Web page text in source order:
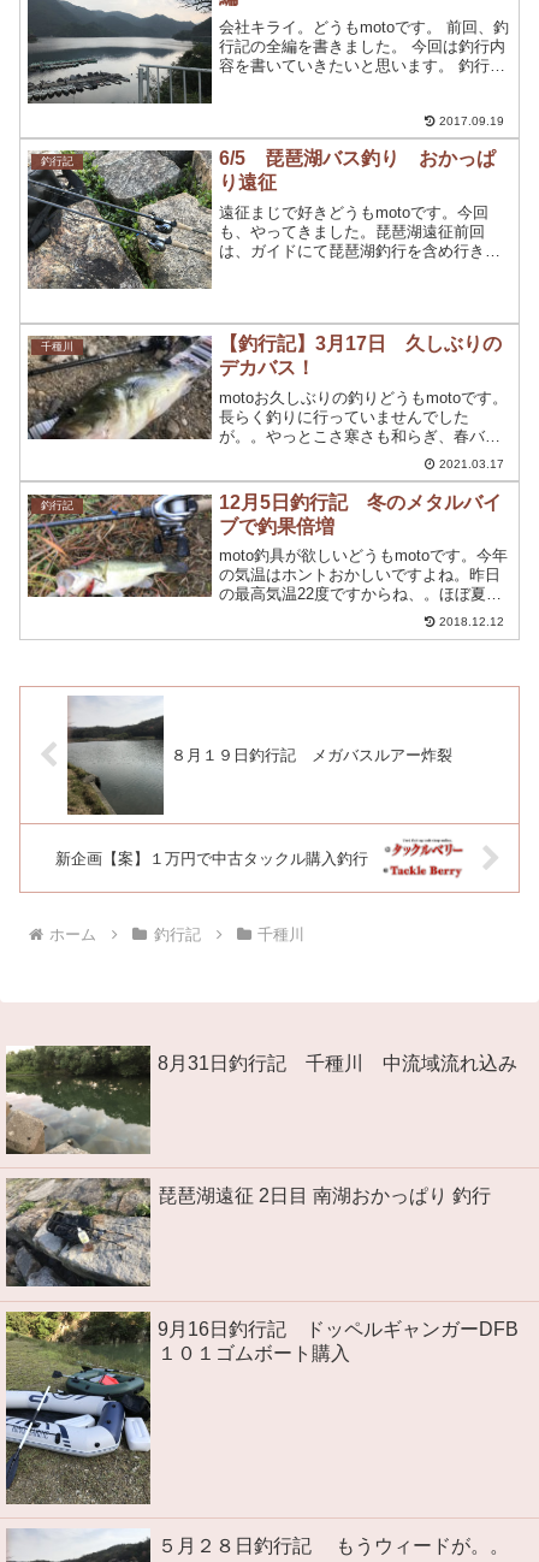
会社キライ。どうもmotoです。 前回、釣
行記の全編を書きました。 今回は釣行内
容を書いていきたいと思います。 釣行記
る箇所を選定し流しながら、。上流のバ
ックウォ...
2017.09.19
釣行記
6/5 琵琶湖バス釣り おかっぱ
り遠征
遠征まじで好きどうもmotoです。今回
も、やってきました。琵琶湖遠征前回
は、ガイドにて琵琶湖釣行を含め行きま
の予約を行っていました...
千種川
【釣行記】3月17日 久しぶりの
デカバス！
motoお久しぶりの釣りどうもmotoです。
長らく釣りに行っていませんでした
が。。やっとこさ寒さも和らぎ、春バス
を釣るために釣りに行ってきました。緊
急事態宣言も解除されたということもあ
り、千種川に釣りに行きました。事前の
情報によると、すでに...
2021.03.17
釣行記
12月5日釣行記 冬のメタルバイ
ブで釣果倍増
moto釣具が欲しいどうもmotoです。今年
の気温はホントおかしいですよね。昨日
の最高気温22度ですからね、。ほぼ夏に
かわりがないですが今日でもまだ18度あ
りました。今回は、気温が高く釣りがし
2018.12.12
８月１９日釣行記 メガバスルアー炸裂
新企画【案】１万円で中古タックル購入釣行
ホーム 釣行記 千種川
8月31日釣行記 千種川 中流域流れ込み
琵琶湖遠征 2日目 南湖おかっぱり 釣行
9月16日釣行記 ドッペルギャンガーDFB
１０１ゴムボート購入
５月２８日釣行記 もうウィードが。。